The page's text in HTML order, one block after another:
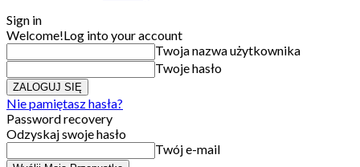
Sign in
Welcome!Log into your account
Twoja nazwa użytkownika
Twoje hasło
Nie pamiętasz hasła?
Password recovery
Odzyskaj swoje hasło
Twój e-mail